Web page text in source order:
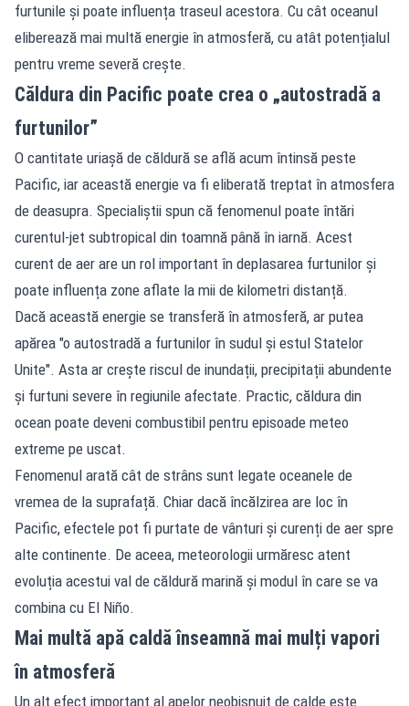
furtunile și poate influența traseul acestora. Cu cât oceanul
eliberează mai multă energie în atmosferă, cu atât potențialul
pentru vreme severă crește.
Căldura din Pacific poate crea o „autostradă a
furtunilor”
O cantitate uriașă de căldură se află acum întinsă peste
Pacific, iar această energie va fi eliberată treptat în atmosfera
de deasupra. Specialiștii spun că fenomenul poate întări
curentul-jet subtropical din toamnă până în iarnă. Acest
curent de aer are un rol important în deplasarea furtunilor și
poate influența zone aflate la mii de kilometri distanță.
Dacă această energie se transferă în atmosferă, ar putea
apărea "o autostradă a furtunilor în sudul și estul Statelor
Unite". Asta ar crește riscul de inundații, precipitații abundente
și furtuni severe în regiunile afectate. Practic, căldura din
ocean poate deveni combustibil pentru episoade meteo
extreme pe uscat.
Fenomenul arată cât de strâns sunt legate oceanele de
vremea de la suprafață. Chiar dacă încălzirea are loc în
Pacific, efectele pot fi purtate de vânturi și curenți de aer spre
alte continente. De aceea, meteorologii urmăresc atent
evoluția acestui val de căldură marină și modul în care se va
combina cu El Niño.
Mai multă apă caldă înseamnă mai mulți vapori
în atmosferă
Un alt efect important al apelor neobișnuit de calde este